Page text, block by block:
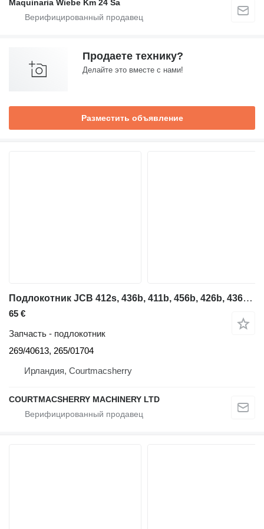
Maquinaria Wiebe Km 24 Sa
Продаете технику?
Делайте это вместе с нами!
Разместить объявление
Подлокотник JCB 412s, 436b, 411b, 456b, 426b, 436b Cushion Armrest 265/01704, 26 269/40613 для фронтального погрузчика
65 €
Запчасть - подлокотник
269/40613, 265/01704
Ирландия, Courtmacsherry
COURTMACSHERRY MACHINERY LTD